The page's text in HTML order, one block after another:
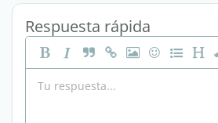
Respuesta rápida